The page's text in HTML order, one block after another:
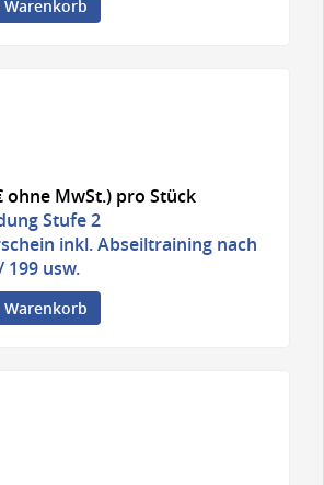
Warenkorb
ohne MwSt.) pro Stück
Stufe 2
inkl. Abseiltraining nach
199 usw.
Warenkorb